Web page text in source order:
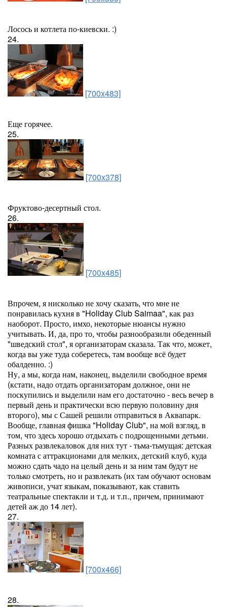
Лосось и котлета по-киевски. :)
24.
[700x483]
Еще горячее.
25.
[700x378]
Фруктово-десертный стол.
26.
[700x485]
Впрочем, я нисколько не хочу сказать, что мне не
понравилась кухня в "Holiday Club Saimaa", как раз
наоборот. Просто, имхо, некоторые нюансы нужно
учитывать. И, да, про то, чтобы разнообразили обеденный
"шведский стол", я организаторам сказала. Так что, может,
когда вы уже туда соберетесь, там вообще всё будет
обалденно. :)
Ну, а мы, когда нам, наконец, выделили свободное время
(кстати, надо отдать организаторам должное, они не
поскупились и выделили нам его достаточно - весь вечер в
первый день и практически всю первую половину дня
второго), мы с Сашей решили отправиться в Аквапарк.
Вообще, главная фишка "Holiday Club", на мой взгляд, в
том, что здесь хорошо отдыхать с подрощенными детьми.
Разных развлекаловок для них тут - тьма-тьмущая: детская
комната с аттракционами для мелких, детский клуб, куда
можно сдать чадо на целый день и за ним там будут не
только смотреть, но и развлекать (их там обучают основам
живописи, учат языкам, показывают, как ставить
театральные спектакли и т.д. и т.п., причем, принимают
детей аж до 14 лет).
27.
[700x466]
28.